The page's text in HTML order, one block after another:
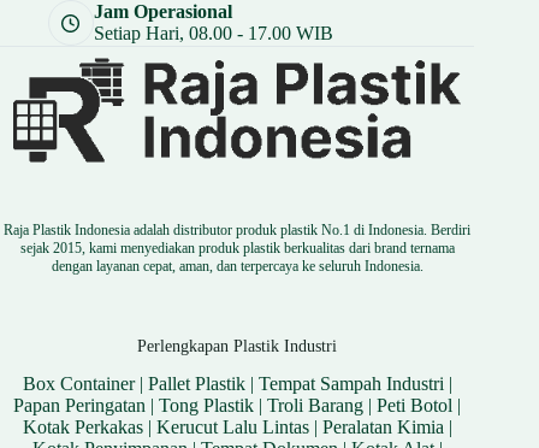
Jam Operasional
Setiap Hari, 08.00 - 17.00 WIB
Raja Plastik Indonesia adalah distributor produk plastik No.1 di Indonesia. Berdiri
sejak 2015, kami menyediakan produk plastik berkualitas dari brand ternama
dengan layanan cepat, aman, dan terpercaya ke seluruh Indonesia.
Perlengkapan Plastik Industri
Box Container| Pallet Plastik| Tempat Sampah Industri |
Papan Peringatan |Tong Plastik |Troli Barang |Peti Botol |
Kotak Perkakas| Kerucut Lalu Lintas| Peralatan Kimia |